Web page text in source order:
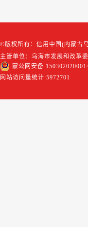
©版权所有：信用中国(内蒙古
主管单位：乌海市发展和改革
蒙公网安备
网站访问量统计:5972701